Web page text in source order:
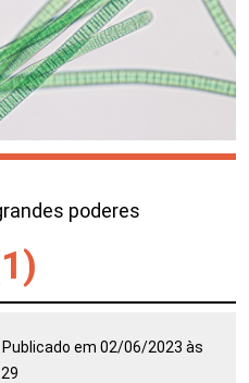
poderes
Publicado em 02/06/2023 às